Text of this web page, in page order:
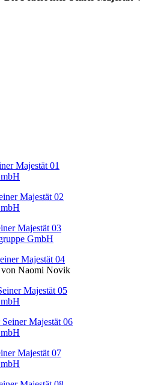
GmbH
von Naomi Novik